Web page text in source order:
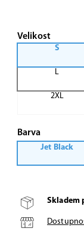
Velikost
S
L
2XL
Barva
Jet Black
Skladem